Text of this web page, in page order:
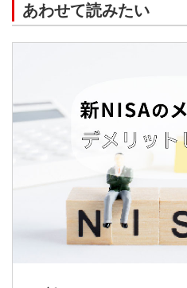
あわせて読みたい